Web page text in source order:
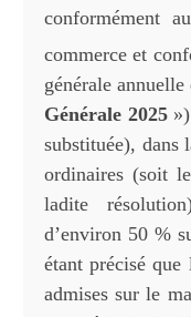
conformément
commerce et
générale
Générale 2025»)
substituée), dans
ordinaires (soit
ladite
d’environ 50 %
étant précisé que
admises sur le